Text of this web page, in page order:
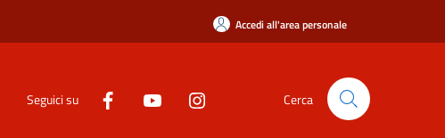
Accedi all'area personale
Seguici su Cerca